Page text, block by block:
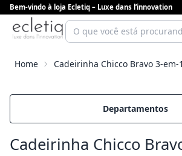
Bem-vindo à loja Ecletiq – Luxe dans l’innovation
Home Cadeirinha Chicco Bravo 3-em-
Departamentos
Cadeirinha Chicco